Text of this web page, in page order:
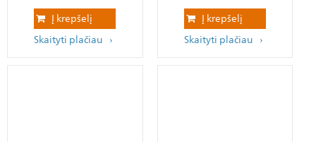
Į krepšelį
Skaityti plačiau
Į krepšelį
Skaityti plačiau